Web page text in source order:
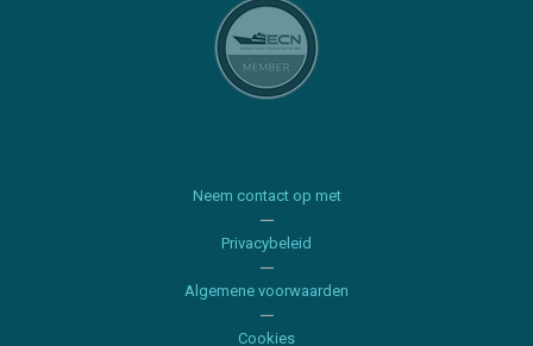
Neem contact op met
Privacybeleid
Algemene voorwaarden
Cookies